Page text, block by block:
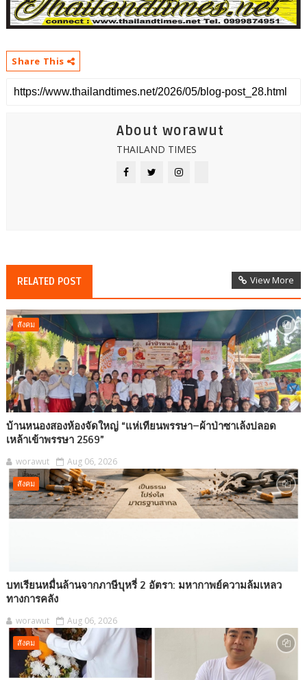
Share This
About worawut
THAILAND TIMES
RELATED POST View More
สังคม
บ้านหนองสองห้องจัดใหญ่ “แห่เทียนพรรษา–ผ้าป่าซาเล้งปลอด
เหล้าเข้าพรรษา 2569”
worawut Aug 06, 2026
สังคม
บทเรียนหมื่นล้านจากภาษีบุหรี่ 2 อัตรา: มหากาพย์ความล้มเหลว
ทางการคลัง
worawut Aug 06, 2026
สังคม